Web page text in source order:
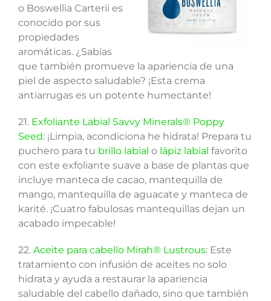
o Boswellia Carterii es
conocido por sus
propiedades
aromáticas. ¿Sabías
que también promueve la apariencia de una
piel de aspecto saludable? ¡Esta crema
antiarrugas es un potente humectante!
21. Exfoliante Labial Savvy Minerals® Poppy
Seed: ¡Limpia, acondiciona he hidrata! Prepara tu
puchero para tu brillo labial o lápiz labial favorito
con este exfoliante suave a base de plantas que
incluye manteca de cacao, mantequilla de
mango, mantequilla de aguacate y manteca de
karité. ¡Cuatro fabulosas mantequillas dejan un
acabado impecable!
22. Aceite para cabello Mirah® Lustrous: Este
tratamiento con infusión de aceites no solo
hidrata y ayuda a restaurar la apariencia
saludable del cabello dañado, sino que también